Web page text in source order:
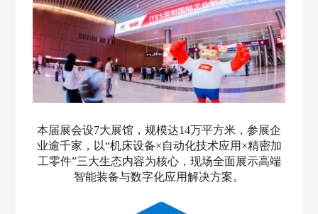
本届展会设7大展馆，规模达14万平方米，参展企
业逾千家，以“机床设备×自动化技术应用×精密加
工零件”三大生态内容为核心，现场全面展示高端
智能装备与数字化应用解决方案。